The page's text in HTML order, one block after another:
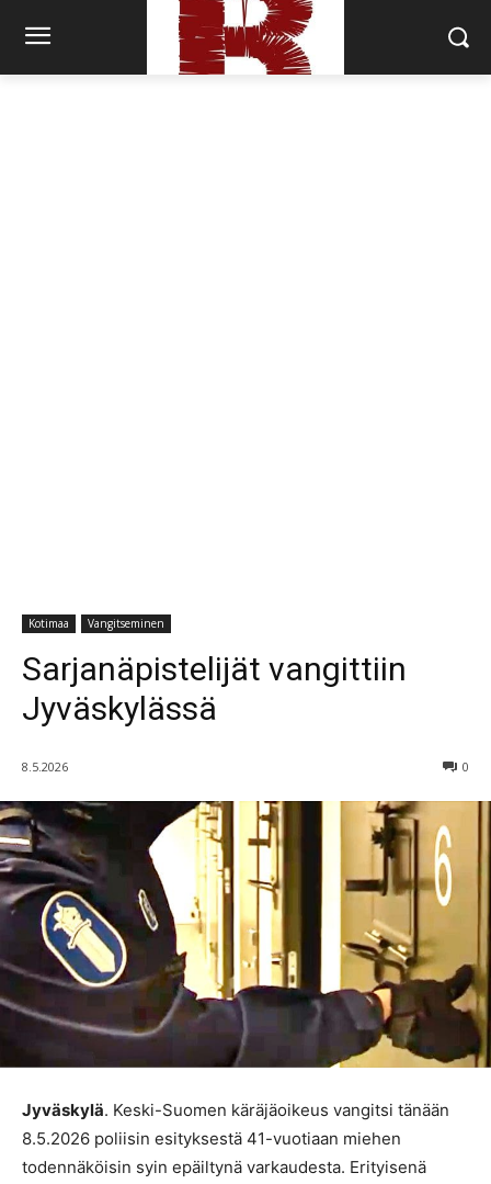
Kotimaa Vangitseminen
Sarjanäpistelijät vangittiin
Jyväskylässä
8.5.2026 0
Jyväskylä. Keski-Suomen käräjäoikeus vangitsi tänään
8.5.2026 poliisin esityksestä 41-vuotiaan miehen
todennäköisin syin epäiltynä varkaudesta. Erityisenä